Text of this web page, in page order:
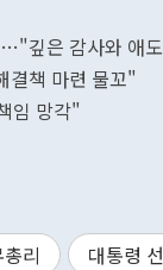
…"깊은 감사와 애
결책 마련 물꼬"
임 망각"
리 대통령